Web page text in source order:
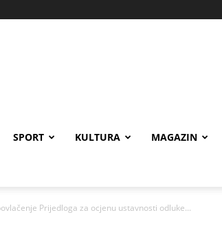
SPORT KULTURA MAGAZIN
Prijedloga za ocjenu ustavnosti odluke...